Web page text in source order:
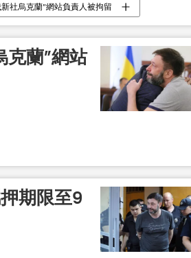
新社烏克蘭”網站負責人被拘留
克蘭”網站
期限至9